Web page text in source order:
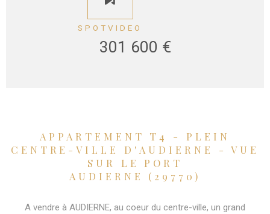
SPOTVIDEO
301 600 €
APPARTEMENT T4 - PLEIN
CENTRE-VILLE D'AUDIERNE - VUE
SUR LE PORT
AUDIERNE (29770)
A vendre à AUDIERNE, au coeur du centre-ville, un grand